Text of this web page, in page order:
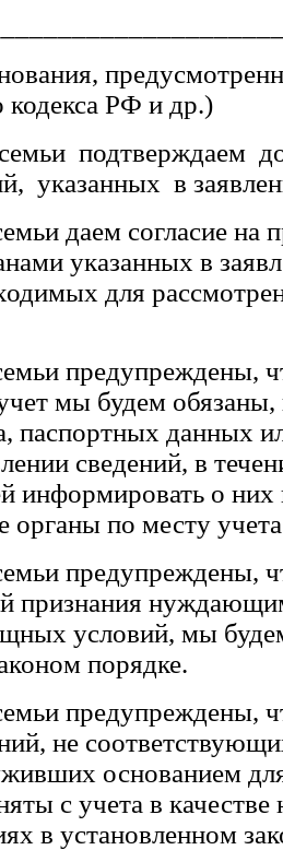
РФ и др.)
подтверждаем
указанных в
даем согласие на
указанных в
для
предупреждены,
мы будем
паспортных данных
сведений, в
информировать о них
по месту
предупреждены,
признания
условий, мы
порядке.
предупреждены,
не
основанием
с учета в
в установленном